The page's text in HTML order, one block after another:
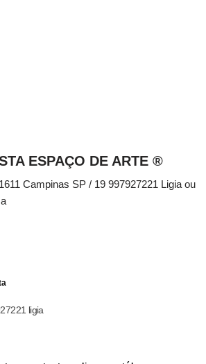
ESPAÇO DE ARTE ®
Campinas SP / 19 997927221 Ligia ou
ligia